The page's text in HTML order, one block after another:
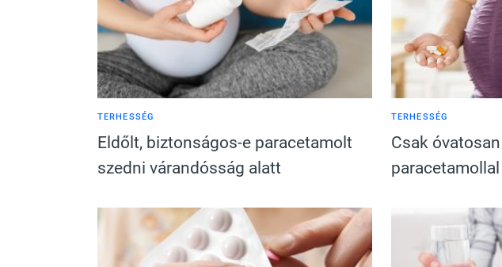
TERHESSÉG
Eldőlt, biztonságos-e paracetamolt
szedni várandósság alatt
TERHESSÉG
Csak